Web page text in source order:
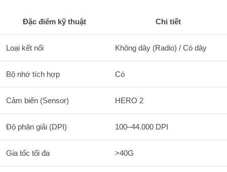
Đặc điểm kỹ thuật Chi tiết
Loại kết nối Không dây (Radio) / Có dây
Bộ nhớ tích hợp Có
Cảm biến (Sensor) HERO 2
Độ phân giải (DPI) 100–44.000 DPI
Gia tốc tối đa >40G